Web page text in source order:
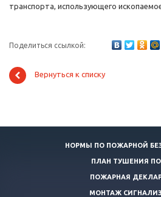
транспорта, использующего
Поделиться ссылкой:
Вернуться к списку
НОРМЫ ПО ПОЖАРНОЙ
ПЛАН ТУШЕНИЯ
ПОЖАРНАЯ
МОНТАЖ